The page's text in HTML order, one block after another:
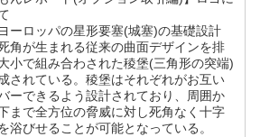
ーロッパの星形要塞(城塞)の基礎設計
角が生まれる従来の曲面デザインを排
小で組み合わされた稜堡(三角形の突端)
されている。稜堡はそれぞれがお互い
ーできるよう設計されており、周囲か
まで全方位の脅威に対し死角なく十字
浴びせることが可能となっている。